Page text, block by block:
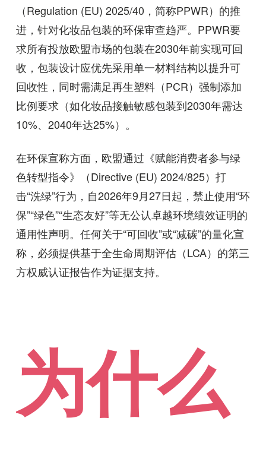
（Regulation (EU) 2025/40 ，简称PPWR）的推
进，针对化妆品包装的环保审查趋严。 PPWR要
求所有投放欧盟市场的包装在2030年前实现可回
收，包装设计应优先采用单一材料结构以提升可
回收性，同时需满足再生塑料（PCR）强制添加
比例要求（如化妆品接触敏感包装到2030年需达
10%、 2040年达25%）。
在环保宣称方面，欧盟通过《赋能消费者参与绿
色转型指令》（Directive (EU) 2024/825）打
击“洗绿”行为，自2026年9月27日起，禁止使用“环
保”“绿色”“生态友好”等无公认卓越环境绩效证明的
通用性声明。任何关于“可回收”或“减碳”的量化宣
称，必须提供基于全生命周期评估（LCA）的第三
方权威认证报告作为证据支持。
为什么